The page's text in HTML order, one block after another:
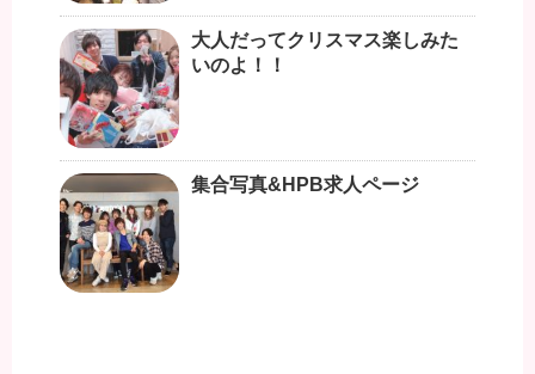
大人だってクリスマス楽しみた
いのよ！！
集合写真&HPB求人ページ